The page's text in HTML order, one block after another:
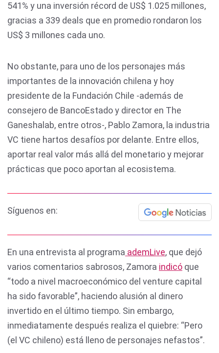
541% y una inversión récord de US$ 1.025 millones,
gracias a 339 deals que en promedio rondaron los
US$ 3 millones cada uno.
No obstante, para uno de los personajes más
importantes de la innovación chilena y hoy
presidente de la Fundación Chile -además de
consejero de BancoEstado y director en The
Ganeshalab, entre otros-, Pablo Zamora, la industria
VC tiene hartos desafíos por delante. Entre ellos,
aportar real valor más allá del monetario y mejorar
prácticas que poco aportan al ecosistema.
Síguenos en:
En una entrevista al programa ademLive, que dejó
varios comentarios sabrosos, Zamora indicó que
“todo a nivel macroeconómico del venture capital
ha sido favorable”, haciendo alusión al dinero
invertido en el último tiempo. Sin embargo,
inmediatamente después realiza el quiebre: “Pero
(el VC chileno) está lleno de personajes nefastos”.